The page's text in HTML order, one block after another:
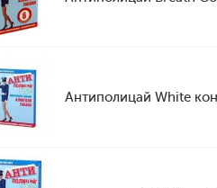
Антиполицай White